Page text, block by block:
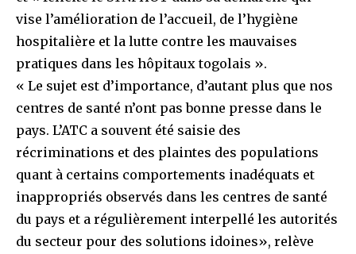
vise l’amélioration de l’accueil, de l’hygiène
hospitalière et la lutte contre les mauvaises
pratiques dans les hôpitaux togolais ».
« Le sujet est d’importance, d’autant plus que nos
centres de santé n’ont pas bonne presse dans le
pays. L’ATC a souvent été saisie des
récriminations et des plaintes des populations
quant à certains comportements inadéquats et
inappropriés observés dans les centres de santé
du pays et a régulièrement interpellé les autorités
du secteur pour des solutions idoines», relève